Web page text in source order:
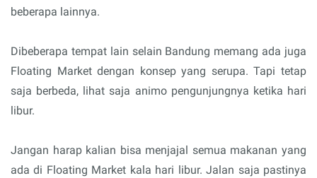
beberapa lainnya.
Dibeberapa tempat lain selain Bandung memang ada juga
Floating Market dengan konsep yang serupa. Tapi tetap
saja berbeda, lihat saja animo pengunjungnya ketika hari
libur.
Jangan harap kalian bisa menjajal semua makanan yang
ada di Floating Market kala hari libur. Jalan saja pastinya